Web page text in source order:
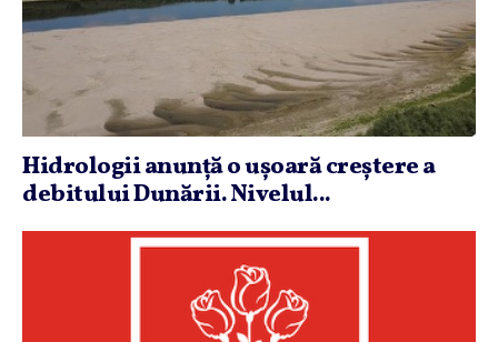
Hidrologii anunţă o uşoară creştere a
debitului Dunării. Nivelul...